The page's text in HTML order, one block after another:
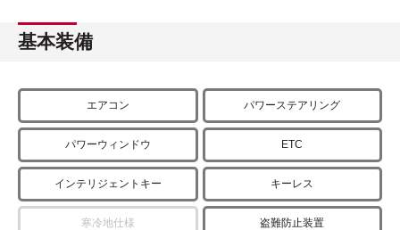
基本装備
エアコン パワーステアリング
パワーウィンドウ ETC
インテリジェントキー キーレス
寒冷地仕様 盗難防止装置